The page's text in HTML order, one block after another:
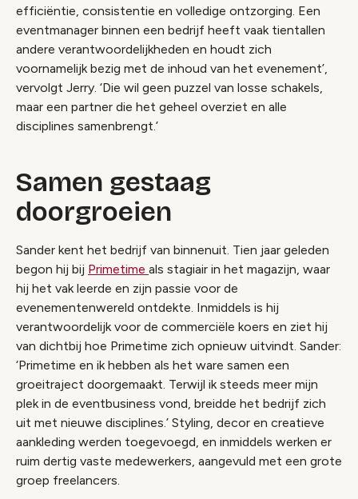
efficiëntie, consistentie en volledige ontzorging. Een
eventmanager binnen een bedrijf heeft vaak tientallen
andere verantwoordelijkheden en houdt zich
voornamelijk bezig met de inhoud van het evenement’,
vervolgt Jerry. ‘Die wil geen puzzel van losse schakels,
maar een partner die het geheel overziet en alle
disciplines samenbrengt.’
Samen gestaag
doorgroeien
Sander kent het bedrijf van binnenuit. Tien jaar geleden
begon hij bij Primetime als stagiair in het magazijn, waar
hij het vak leerde en zijn passie voor de
evenementenwereld ontdekte. Inmiddels is hij
verantwoordelijk voor de commerciële koers en ziet hij
van dichtbij hoe Primetime zich opnieuw uitvindt. Sander:
‘Primetime en ik hebben als het ware samen een
groeitraject doorgemaakt. Terwijl ik steeds meer mijn
plek in de eventbusiness vond, breidde het bedrijf zich
uit met nieuwe disciplines.’ Styling, decor en creatieve
aankleding werden toegevoegd, en inmiddels werken er
ruim dertig vaste medewerkers, aangevuld met een grote
groep freelancers.